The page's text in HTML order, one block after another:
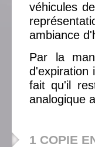
véhicules
ambiance
Par la
d'expiration
fait qu'il
analogique
1 COPIE